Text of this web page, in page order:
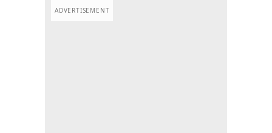
ADVERTISEMENT